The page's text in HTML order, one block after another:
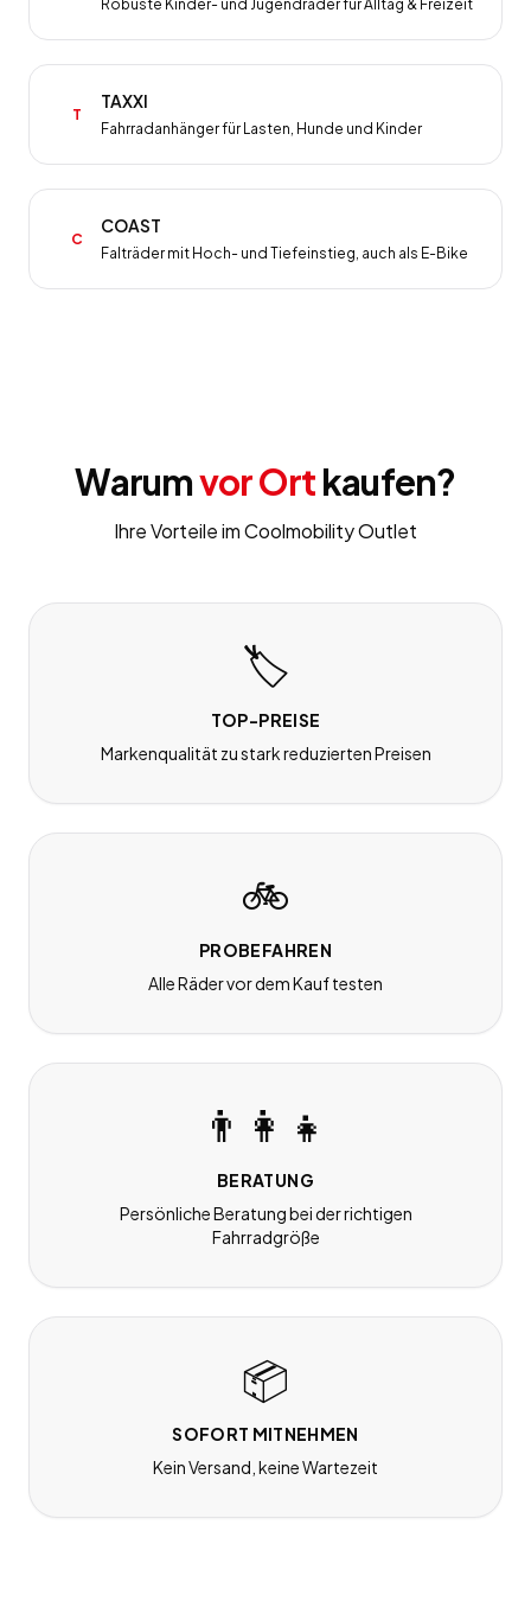
Robuste Kinder- und Jugendräder für Alltag & Freizeit
T
TAXXI
Fahrradanhänger für Lasten, Hunde und Kinder
C
COAST
Falträder mit Hoch- und Tiefeinstieg, auch als E-Bike
Warumvor Ortkaufen?
Ihre Vorteile im Coolmobility Outlet
🏷️
TOP-PREISE
Markenqualität zu stark reduzierten Preisen
🚲
PROBEFAHREN
Alle Räder vor dem Kauf testen
👨‍👩‍👧
BERATUNG
Persönliche Beratung bei der richtigen
Fahrradgröße
📦
SOFORT MITNEHMEN
Kein Versand, keine Wartezeit